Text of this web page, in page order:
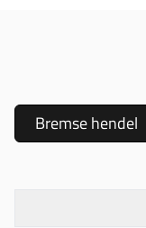
Bremse hendel